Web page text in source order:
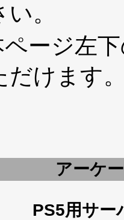
。
ージ左
だけます。
アーケ
PS5用サー